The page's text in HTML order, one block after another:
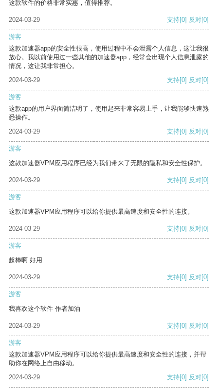
这款软件的价格非常实惠，值得推荐。
2024-03-29 支持[0] 反对[0]
游客
这款加速器app的安全性很高，使用过程中不会泄露个人信息，这让我很
放心。我以前使用过一些其他的加速器app，经常会出现个人信息泄露的
情况，这让我非常担心。
2024-03-29
支持[0] 反对[0]
游客
这款app的用户界面简洁明了，使用起来非常容易上手，让我能够快速熟
悉操作。
2024-03-29
支持[0] 反对[0]
游客
这款加速器VPM应用程序已经为我们带来了无限的隐私和安全性保护。
2024-03-29 支持[0] 反对[0]
游客
这款加速器VPM应用程序可以给你提供最高速度和安全性的连接。
2024-03-29 支持[0] 反对[0]
游客
超棒啊 好用
2024-03-29 支持[0] 反对[0]
游客
我喜欢这个软件 作者加油
2024-03-29 支持[0] 反对[0]
游客
这款加速器VPM应用程序可以给你提供最高速度和安全性的连接，并帮
助你在网络上自由移动。
2024-03-29
支持[0] 反对[0]